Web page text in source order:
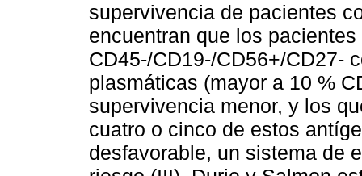
supervivencia de pacientes
encuentran que los
CD45-/CD19-/CD56+/CD27-
plasmáticas (mayor a 10 %
supervivencia menor, y los
cuatro o cinco de estos
desfavorable, un sistema de